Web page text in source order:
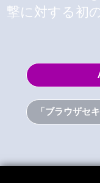
撃に対する初
「ブラウザセ